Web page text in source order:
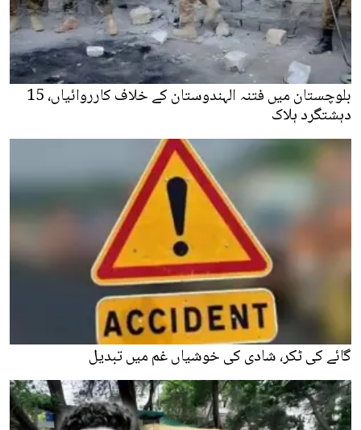
بلوچستان میں فتنہ الہندوستان کے خلاف کارروائیاں، 15
دہشتگرد ہلاک
گائے کی ٹکر، شادی کی خوشیاں غم میں تبدیل